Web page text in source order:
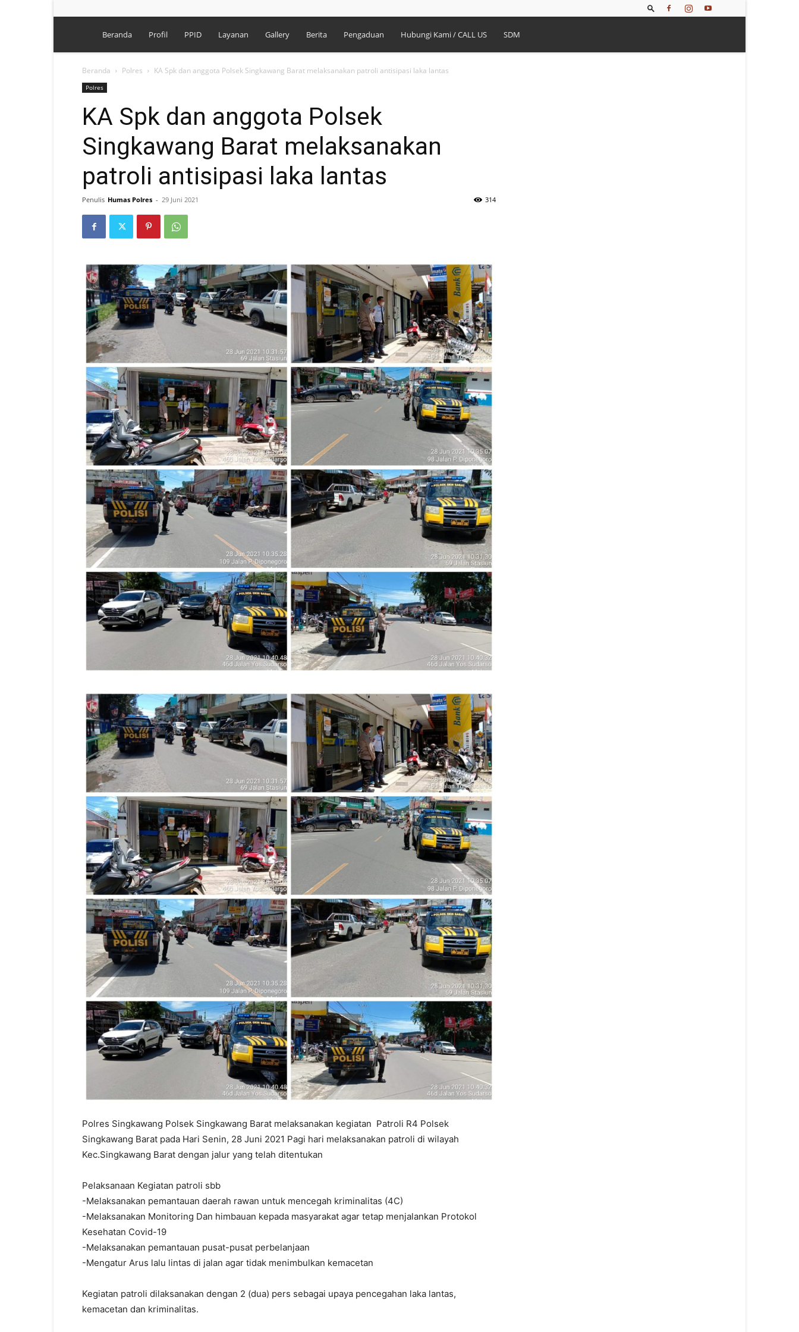
Polres
Singkawang
Beranda Profil PPID Layanan Gallery Berita Pengaduan Hubungi Kami / CALL US SDM
Beranda Polres KA Spk dan anggota Polsek Singkawang Barat melaksanakan patroli antisipasi laka lantas
Polres
KA Spk dan anggota Polsek
Singkawang Barat melaksanakan
patroli antisipasi laka lantas
Penulis Humas Polres - 29 Juni 2021 314
Polres Singkawang Polsek Singkawang Barat melaksanakan kegiatan Patroli R4 Polsek
Singkawang Barat pada Hari Senin, 28 Juni 2021 Pagi hari melaksanakan patroli di wilayah
Kec.Singkawang Barat dengan jalur yang telah ditentukan
Pelaksanaan Kegiatan patroli sbb
-Melaksanakan pemantauan daerah rawan untuk mencegah kriminalitas (4C)
-Melaksanakan Monitoring Dan himbauan kepada masyarakat agar tetap menjalankan Protokol
Kesehatan Covid-19
-Melaksanakan pemantauan pusat-pusat perbelanjaan
-Mengatur Arus lalu lintas di jalan agar tidak menimbulkan kemacetan
Kegiatan patroli dilaksanakan dengan 2 (dua) pers sebagai upaya pencegahan laka lantas,
kemacetan dan kriminalitas.